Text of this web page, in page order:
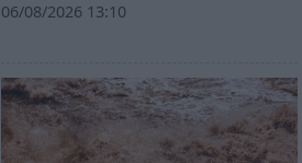
06/08/2026 13:10